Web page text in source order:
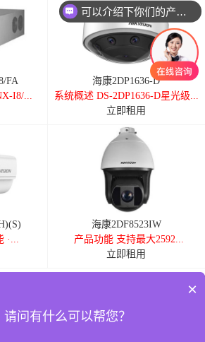
FA
I8/...
海康2DP1636-D
系统概述 DS-2DP1636-D星光级...
立即租用
·...
海康2DF8523IW
产品功能 支持最大2592...
立即租用
×
问有什么可以帮您？